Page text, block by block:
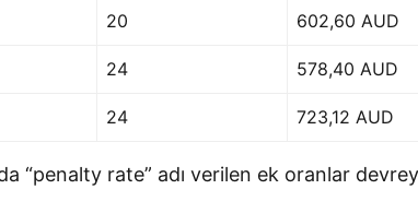
20 602,60 AUD
24 578,40 AUD
24 723,12 AUD
“penalty rate” adı verilen ek oranlar